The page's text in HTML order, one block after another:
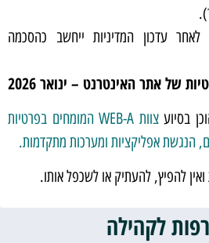
עדכון המדיניות ייחשב כהסכמה
של אתר האינטרנט – ינואר 2026
בסיוע
צוות WEB-A המומחים בפרטיות
הנגשת אפליקציות ומערכות מתקדמות.
להפיץ, להעתיק או לשכפל אותו.
לקהילה